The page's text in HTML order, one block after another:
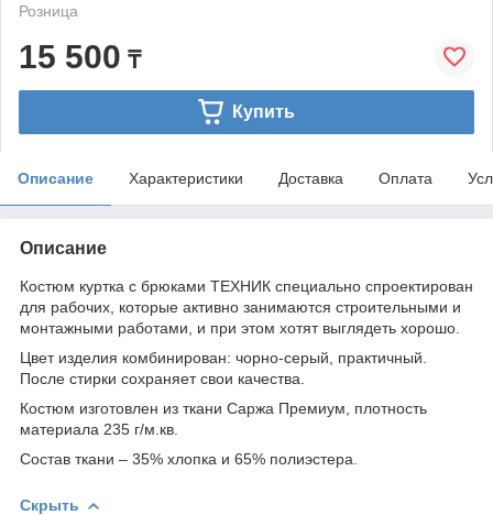
Розница
15 500 ₸
Купить
Описание Характеристики Доставка Оплата
Описание
Костюм куртка с брюками ТЕХНИК специально спроектирован
для рабочих, которые активно занимаются строительными и
монтажными работами, и при этом хотят выглядеть хорошо.
Цвет изделия комбинирован: чорно-серый, практичный.
После стирки сохраняет свои качества.
Костюм изготовлен из ткани Саржа Премиум, плотность
материала 235 г/м.кв.
Состав ткани – 35% хлопка и 65% полиэстера.
Скрыть